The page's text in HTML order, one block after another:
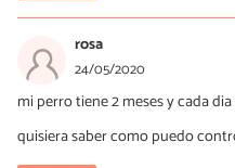
rosa
24/05/2020
mi perro tiene 2 meses y cada
quisiera saber como puedo